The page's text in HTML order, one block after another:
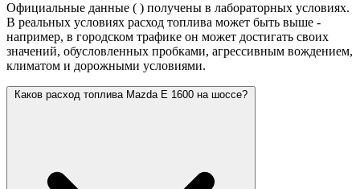
Официальные данные ( ) получены в лабораторных условиях.
В реальных условиях расход топлива может быть выше -
например, в городском трафике он может достигать своих
значений, обусловленных пробками, агрессивным вождением,
климатом и дорожными условиями.
Каков расход топлива Mazda E 1600 на шоссе?